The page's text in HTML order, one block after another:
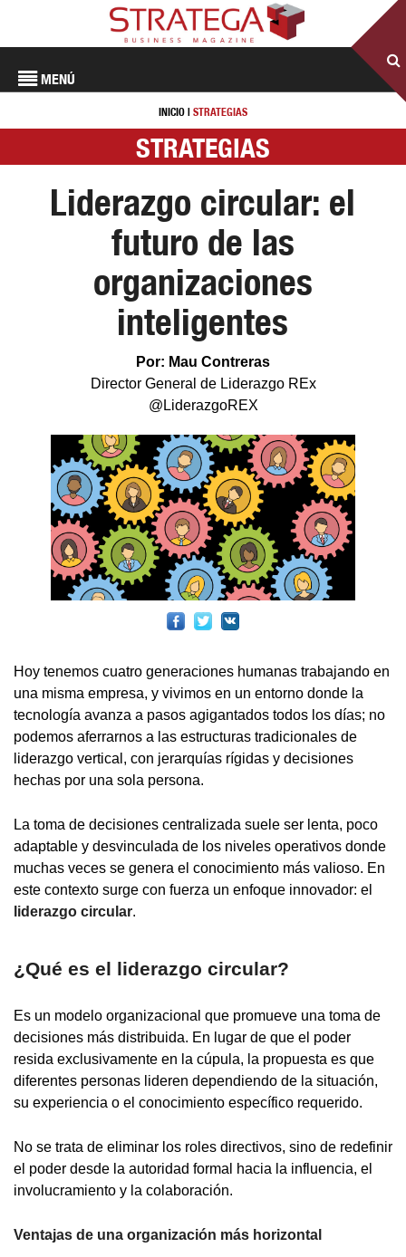
MENÚ
INICIO | STRATEGIAS
STRATEGIAS
Liderazgo circular: el
futuro de las
organizaciones
inteligentes
Por: Mau Contreras
Director General de Liderazgo REx
@LiderazgoREX
Hoy tenemos cuatro generaciones humanas trabajando en
una misma empresa, y vivimos en un entorno donde la
tecnología avanza a pasos agigantados todos los días; no
podemos aferrarnos a las estructuras tradicionales de
liderazgo vertical, con jerarquías rígidas y decisiones
hechas por una sola persona.
La toma de decisiones centralizada suele ser lenta, poco
adaptable y desvinculada de los niveles operativos donde
muchas veces se genera el conocimiento más valioso. En
este contexto surge con fuerza un enfoque innovador: el
liderazgo circular.
¿Qué es el liderazgo circular?
Es un modelo organizacional que promueve una toma de
decisiones más distribuida. En lugar de que el poder
resida exclusivamente en la cúpula, la propuesta es que
diferentes personas lideren dependiendo de la situación,
su experiencia o el conocimiento específico requerido.
No se trata de eliminar los roles directivos, sino de redefinir
el poder desde la autoridad formal hacia la influencia, el
involucramiento y la colaboración.
Ventajas de una organización más horizontal